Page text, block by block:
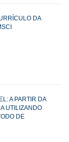
DA
A PARTIR DA
UTILIZANDO
DE